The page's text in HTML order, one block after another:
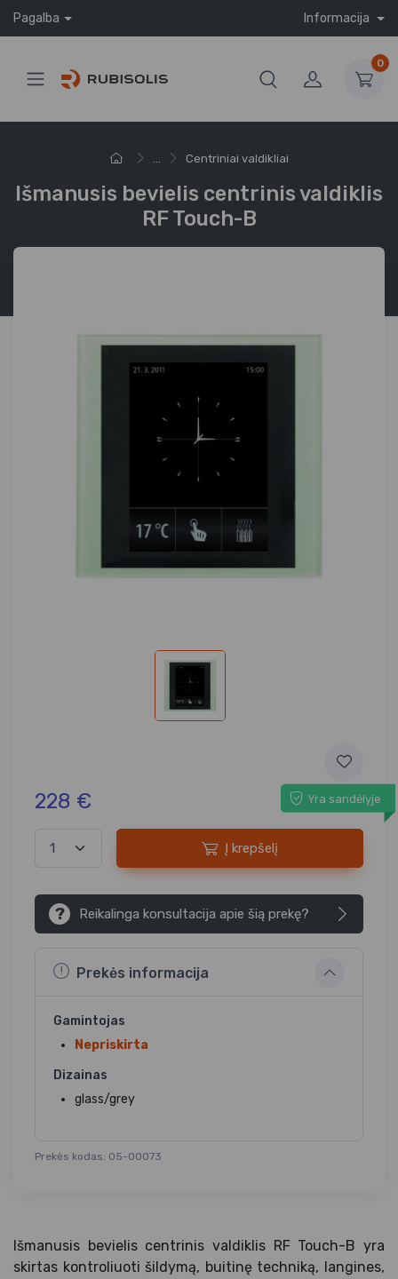
Pagalba Informacija
0
... Centriniai valdikliai
Išmanusis bevielis centrinis valdiklis
RF Touch-B
228 € Yra sandėlyje
Į krepšelį
? Reikalinga konsultacija apie šią prekę?
Prekės informacija
Gamintojas
Nepriskirta
Dizainas
glass/grey
Prekės kodas: 05-00073
Išmanusis bevielis centrinis valdiklis RF Touch-B yra
skirtas kontroliuoti šildymą, buitinę techniką, langines,